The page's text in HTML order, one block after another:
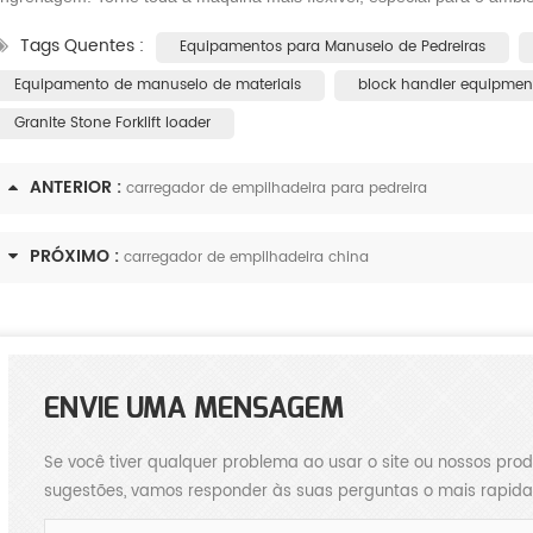
2025-08-26
to the national standard for
up,transporting ,stacking and
These basic functions
performance of the forklift-
meet the following condit...
Tags Quentes : Equipamentos para Manuseio de Pedreiras
Equipamento de manuseio de materiais
block handler
Granite Stone Forklift loader
ANTERIOR : carregador de empilhadeira para pedreira
PRÓXIMO : carregador de empilhadeira china
ENVIE UMA MENSAGEM
Se você tiver qualquer problema ao usar o site ou nossos
sugestões, vamos responder às suas perguntas o mais